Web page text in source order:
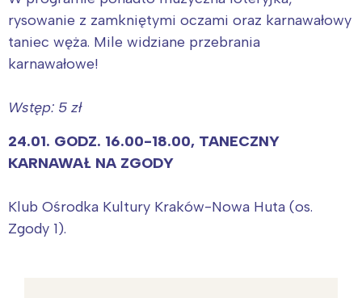
rysowanie z zamkniętymi oczami oraz karnawałowy
taniec węża. Mile widziane przebrania
karnawałowe!
Wstęp: 5 zł
24.01. GODZ. 16.00-18.00, TANECZNY
KARNAWAŁ NA ZGODY
Klub Ośrodka Kultury Kraków-Nowa Huta (os.
Zgody 1).